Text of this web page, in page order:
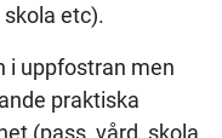
etc).
i uppfostran men
praktiska
(pass, vård, skola